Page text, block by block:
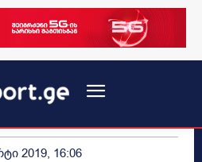
2019, 16:06